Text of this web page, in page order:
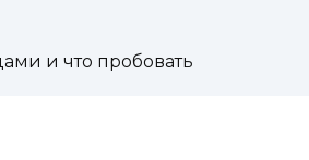
и что пробовать